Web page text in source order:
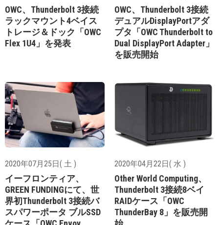
OWC、Thunderbolt 3接続
ラックマウント4ベイス
トレージ＆ドック「OWC
Flex 1U4」を発表
OWC、Thunderbolt 3接続
デュアルDisplayPortアダ
プタ「OWC Thunderbolt to
Dual DisplayPort Adapter」
を販売開始
2020年07月25日( 土 )
イーフロンティア、
GREEN FUNDINGにて、世
界初Thunderbolt 3接続バ
スパワーポータ ブルSSD
2020年04月22日( 水 )
Other World Computing、
Thunderbolt 3接続8ベイ
RAIDケース「OWC
ThunderBay 8」を販売開